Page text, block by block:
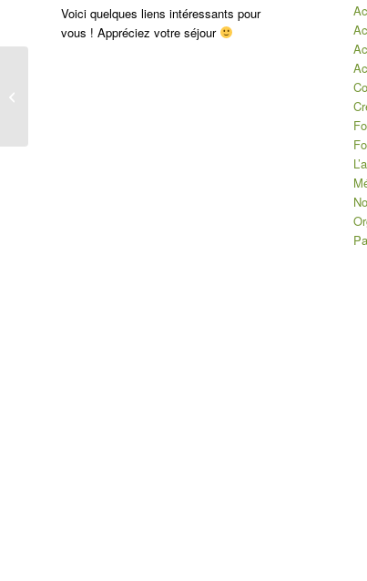
Voici quelques liens intéressants pour
vous ! Appréciez votre séjour